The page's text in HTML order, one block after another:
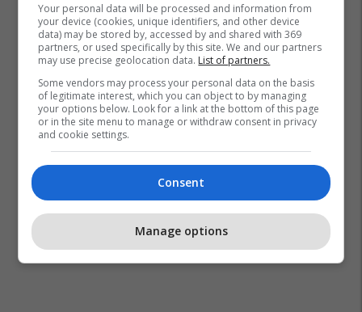
Shëndetësia Në Kosovë Greva Në Qkuk Fsshk
Your personal data will be processed and information from
your device (cookies, unique identifiers, and other device
data) may be stored by, accessed by and shared with 369
partners, or used specifically by this site. We and our partners
may use precise geolocation data. List of partners.
Some vendors may process your personal data on the basis
of legitimate interest, which you can object to by managing
your options below. Look for a link at the bottom of this page
or in the site menu to manage or withdraw consent in privacy
and cookie settings.
Consent
Manage options